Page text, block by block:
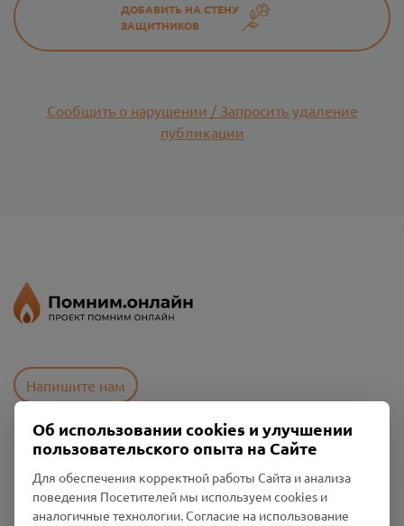
ДОБАВИТЬ НА СТЕНУ
ЗАЩИТНИКОВ
Сообщить о нарушении / Запросить удаление
публикации
Напишите нам
Пользовательское соглашение
Политика конфиденциальности
Промо-материалы
Об использовании cookies и улучшении
пользовательского опыта на Сайте
Для обеспечения корректной работы Сайта и анализа
поведения Посетителей мы используем cookies и
аналогичные технологии. Согласие на использование